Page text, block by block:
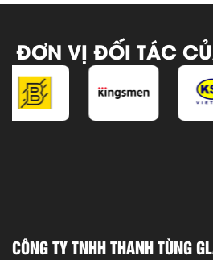
ĐƠN VỊ ĐỐI TÁC
CÔNG TY TNHH THANH TÙNG